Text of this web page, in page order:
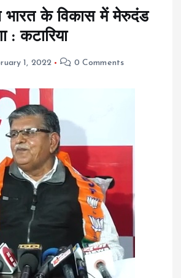
भारत के विकास में मेरुदंड
: कटारिया
1, 2022 0 Comments